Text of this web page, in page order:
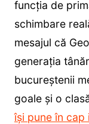
funcția de
schimbare
mesajul că
generația
bucureștenii
goale și o
își pune în cap